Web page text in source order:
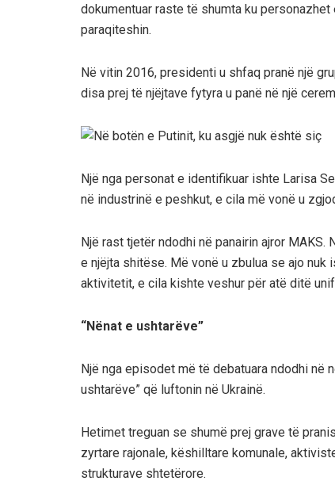
dokumentuar raste të shumta ku
paraqiteshin.
Në vitin 2016, presidenti u shfaq pranë një
disa prej të njëjtave fytyra u panë në një
Një nga personat e identifikuar ishte Larisa
në industrinë e peshkut, e cila më vonë u
Një rast tjetër ndodhi në panairin ajror
e njëjta shitëse. Më vonë u zbulua se ajo
aktivitetit, e cila kishte veshur për atë ditë
“Nënat e ushtarëve”
Një nga episodet më të debatuara ndodhi në
ushtarëve” që luftonin në Ukrainë.
Hetimet treguan se shumë prej grave të
zyrtare rajonale, këshilltare komunale,
strukturave shtetërore.